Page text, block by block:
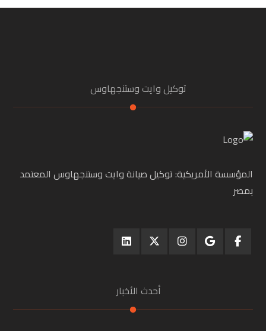
توكيل وايت وستنجهاوس
المؤسسة الأمريكية: توكيل صيانة وايت وستنجهاوس المعتمد
بمصر
أحدث الأخبار